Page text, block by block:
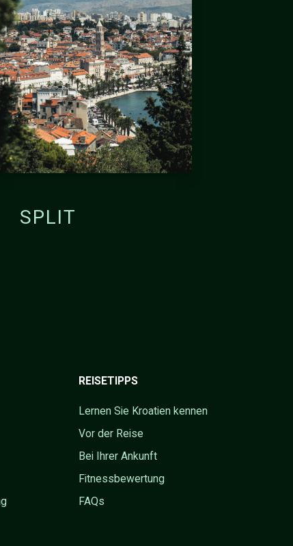
SPLIT
REISETIPPS
Lernen Sie Kroatien kennen
Vor der Reise
Bei Ihrer Ankunft
Fitnessbewertung
FAQs